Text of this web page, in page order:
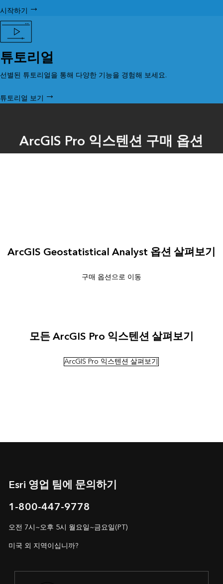
시작하기
튜토리얼
선별된 튜토리얼을 통해 다양한 기능을 경험해 보세요.
튜토리얼 보기
ArcGIS Pro 익스텐션 구매 옵션
ArcGIS Geostatistical Analyst 옵션 살펴보기
구매 옵션으로 이동
모든 ArcGIS Pro 익스텐션 살펴보기
ArcGIS Pro 익스텐션 살펴보기
Esri 영업 팀에 문의하기
1-800-447-9778
오전 7시~오후 5시 월요일~금요일(PT)
미국 외 지역이십니까?